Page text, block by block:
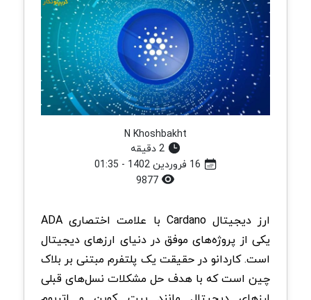
N Khoshbakht
2 دقیقه
ارز دیجیتال Cardano با علامت اختصاری ADA
یکی از پروژه‌های موفق در دنیای ارزهای دیجیتال
است. کاردانو در حقیقت یک پلتفرم مبتنی بر بلاک
چین است که با هدف حل مشکلات نسل‌های قبلی